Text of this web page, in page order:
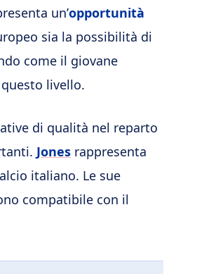
un’opportunità
sia la possibilità di
come il giovane
livello.
di qualità nel reparto
Jones rappresenta
italiano. Le sue
compatibile con il